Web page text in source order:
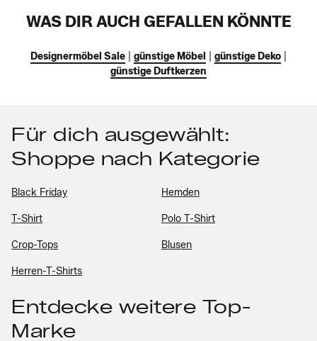
WAS DIR AUCH GEFALLEN KÖNNTE
Designermöbel Sale günstige Möbel günstige Deko
günstige Duftkerzen
Für dich ausgewählt:
Shoppe nach Kategorie
Black Friday Hemden
T-Shirt Polo T-Shirt
Crop-Tops Blusen
Herren-T-Shirts
Entdecke weitere Top-
Marke